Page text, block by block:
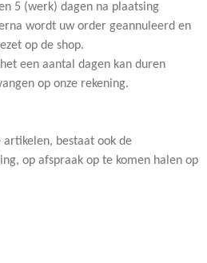
5 (werk) dagen na plaatsing
wordt uw order geannuleerd en
op de shop.
een aantal dagen kan duren
op onze rekening.
artikelen, bestaat ook de
op afspraak op te komen halen op